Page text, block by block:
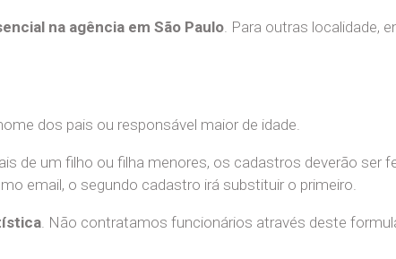
na agência em São Paulo. Para outras localidade,
dos pais ou responsável maior de idade.
de um filho ou filha menores, os cadastros deverão ser
email, o segundo cadastro irá substituir o primeiro.
. Não contratamos funcionários através deste